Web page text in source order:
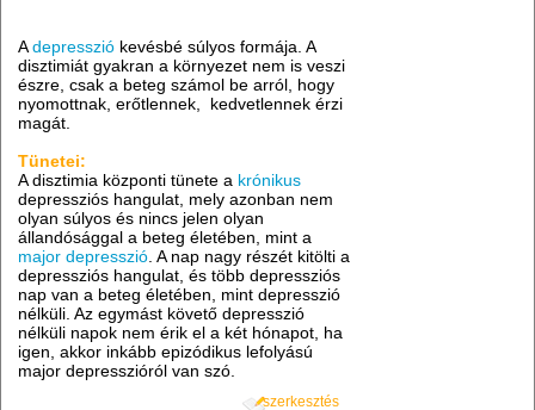
Adepresszió kevésbé súlyos formája. A
disztimiát gyakran a környezet nem is veszi
észre, csak a beteg számol be arról, hogy
nyomottnak, erőtlennek, kedvetlennek érzi
magát.
Tünetei:
A disztimia központi tünete a krónikus
depressziós hangulat, mely azonban nem
olyan súlyos és nincs jelen olyan
állandósággal a beteg életében, mint a
major depresszió . A nap nagy részét kitölti a
depressziós hangulat, és több depressziós
nap van a beteg életében, mint depresszió
nélküli. Az egymást követő depresszió
nélküli napok nem érik el a két hónapot, ha
igen, akkor inkább epizódikus lefolyású
major depresszióról van szó.
szerkesztés